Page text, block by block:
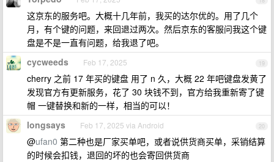
这京东的服务吧。大概十几年前，我买的达尔优的。用了几个
月，有个键的问题，来回退过两次。然后京东的客服问我这个键
盘是不是一直有问题，给我退了吧。
19
cycweeds Feb 17, 2025
cherry 之前 17 年买的键盘 用了 n 久，大概 22 年吧键盘发黄了
发现官方有更新服务，花了 30 块钱不到，官方给我重新寄了键
帽 一键替换和新的一样，相当的可以！
20
longsays Feb 17, 2025 via Android
@ufan0 第二种也是厂家买单吧，或者说供货商买单，采销结算
的时候会扣钱，退回的坏的也会寄回供货商